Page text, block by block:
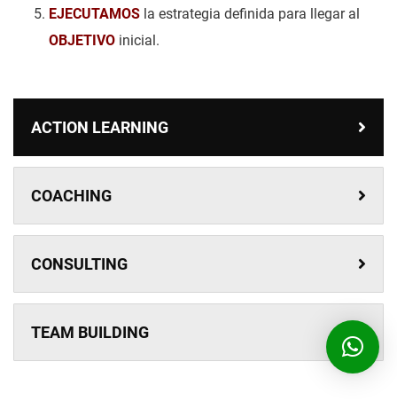
EJECUTAMOS la estrategia definida para llegar al
OBJETIVO inicial.
ACTION LEARNING
COACHING
CONSULTING
TEAM BUILDING